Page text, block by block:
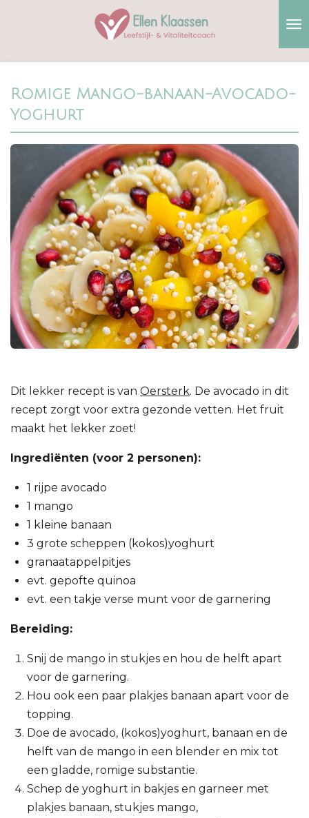
hoofdinhoud
Romige Mango-banaan-Avocado-
Yoghurt
Dit lekker recept is van Oersterk. De avocado in dit
recept zorgt voor extra gezonde vetten. Het fruit
maakt het lekker zoet!
Ingrediënten (voor 2 personen):⁠
1 rijpe avocado⁠
1 mango⁠
1 kleine banaan⁠
3 grote scheppen (kokos)yoghurt⁠
granaatappelpitjes⁠
evt. gepofte quinoa
evt. een takje verse munt⁠ ⁠voor de garnering
Bereiding⁠:
Snij de mango in stukjes en hou de helft apart
voor de garnering.
Hou ook een paar plakjes banaan apart voor de
topping.
Doe de avocado, (kokos)yoghurt, banaan en de
helft van de mango in een blender en mix tot
een gladde, romige substantie.
Schep de yoghurt in bakjes en garneer met
plakjes banaan, stukjes mango,